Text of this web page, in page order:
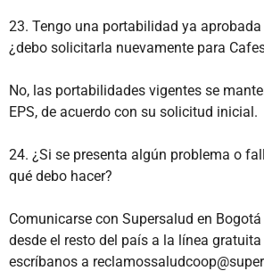
23. Tengo una portabilidad ya
¿debo solicitarla nuevamente para
No, las portabilidades vigentes se
EPS, de acuerdo con su solicitud inicial.
24. ¿Si se presenta algún problema o
qué debo hacer?
Comunicarse con Supersalud en
desde el resto del país a la línea
escríbanos a